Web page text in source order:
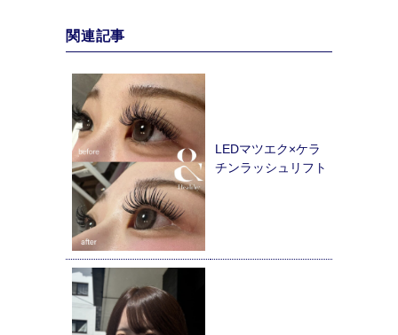
関連記事
LEDマツエク×ケラ
チンラッシュリフト